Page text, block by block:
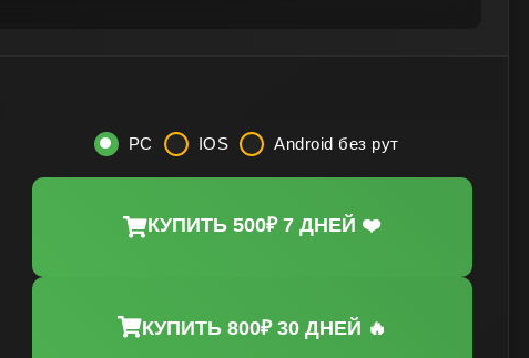
PC IOS Android без рут
КУПИТЬ 500₽ 7 ДНЕЙ ❤️
КУПИТЬ 800₽ 30 ДНЕЙ 🔥